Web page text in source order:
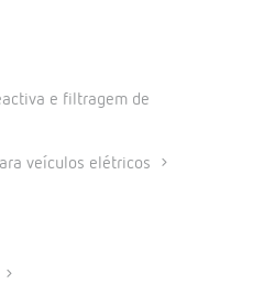
e filtragem de
veículos elétricos